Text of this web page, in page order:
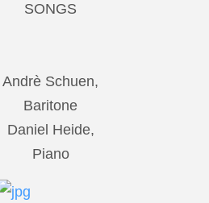
SONGS
Andrè Schuen,
Baritone
Daniel Heide,
Piano